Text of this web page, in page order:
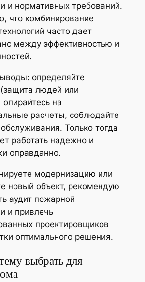
и нормативных требований.
что комбинирование
часто дает
между эффективностью и
определяйте
людей или
на
расчеты, соблюдайте
Только тогда
работать надежно и
оправданно.
модернизацию или
новый объект, рекомендую
аудит пожарной
и привлечь
проектировщиков
оптимального решения.
выбрать для